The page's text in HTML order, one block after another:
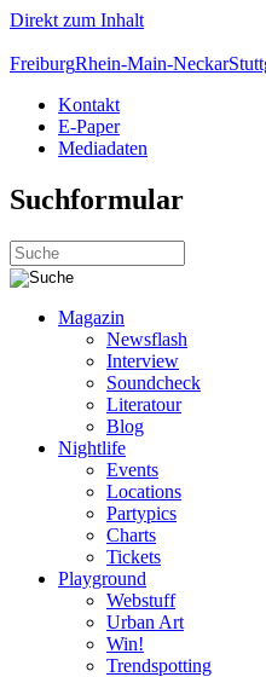
Direkt zum Inhalt
FreiburgRhein-Main-Neckar
Kontakt
E-Paper
Mediadaten
Suchformular
Magazin
Newsflash
Interview
Soundcheck
Literatour
Blog
Nightlife
Events
Locations
Partypics
Charts
Tickets
Playground
Webstuff
Urban Art
Win!
Trendspotting